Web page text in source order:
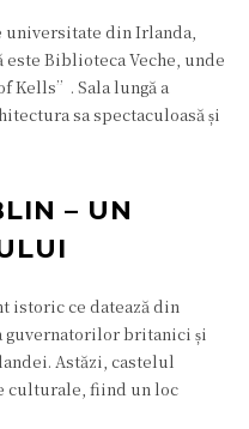
universitate din Irlanda,
Biblioteca Veche, unde
Kells”. Sala lungă a
sa spectaculoasă și
– UN
istoric ce datează din
guvernatorilor britanici și
Astăzi, castelul
culturale, fiind un loc